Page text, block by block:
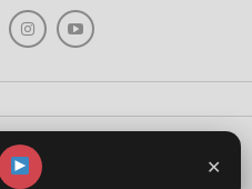
Crack Deportes
✕